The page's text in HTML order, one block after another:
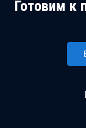
Готовим к